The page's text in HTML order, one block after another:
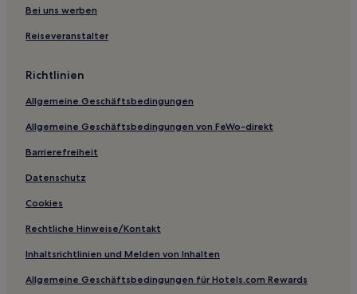
Bei uns werben
Reiseveranstalter
Richtlinien
Allgemeine Geschäftsbedingungen
Allgemeine Geschäftsbedingungen von FeWo-direkt
Barrierefreiheit
Datenschutz
Cookies
Rechtliche Hinweise/Kontakt
Inhaltsrichtlinien und Melden von Inhalten
Allgemeine Geschäftsbedingungen für Hotels.com Rewards